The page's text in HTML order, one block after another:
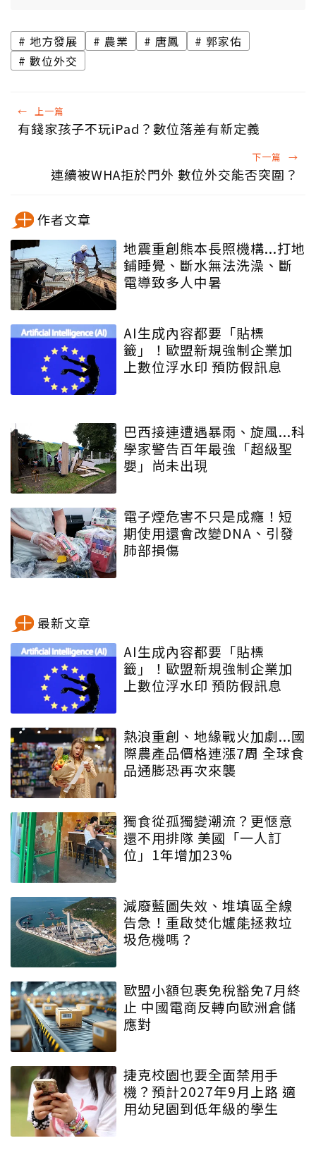
地方發展 農業 唐鳳
郭家佑
數位外交
← 上一篇
有錢家孩子不玩iPad？數位落差有新定義
下一篇 →
連續被WHA拒於門外 數位外交能否突圍？
作者文章
地震重創熊本長照機構...打地
鋪睡覺、斷水無法洗澡、斷
電導致多人中暑
AI生成內容都要「貼標
籤」！歐盟新規強制企業加
上數位浮水印 預防假訊息
巴西接連遭遇暴雨、旋風...科
學家警告百年最強「超級聖
嬰」尚未出現
電子煙危害不只是成癮！短
期使用還會改變DNA、引發
肺部損傷
最新文章
AI生成內容都要「貼標
籤」！歐盟新規強制企業加
上數位浮水印 預防假訊息
熱浪重創、地緣戰火加劇...國
際農產品價格連漲7周 全球食
品通膨恐再次來襲
獨食從孤獨變潮流？更愜意
還不用排隊 美國「一人訂
位」1年增加23%
減廢藍圖失效、堆填區全線
告急！重啟焚化爐能拯救垃
圾危機嗎？
歐盟小額包裹免稅豁免7月終
止 中國電商反轉向歐洲倉儲
應對
捷克校園也要全面禁用手
機？預計2027年9月上路 適
用幼兒園到低年級的學生